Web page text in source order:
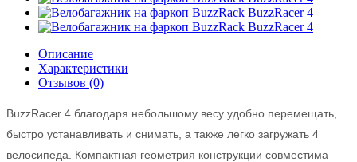
Описание
Характеристики
Отзывов (0)
BuzzRacer 4 благодаря небольшому весу удобно перемещать,
быстро устанавливать и снимать, а также легко загружать 4
велосипеда. Компактная геометрия конструкции совместима